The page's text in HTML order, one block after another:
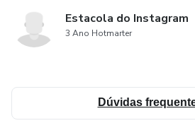
Estacola do Instagram
3 Ano Hotmarter
Dúvidas